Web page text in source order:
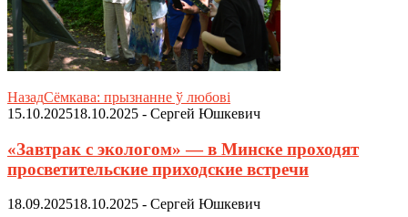
НазадСёмкава: прызнанне ў любові
15.10.202518.10.2025 - Сергей Юшкевич
«Завтрак с экологом» — в Минске проходят
просветительские приходские встречи
18.09.202518.10.2025 - Сергей Юшкевич